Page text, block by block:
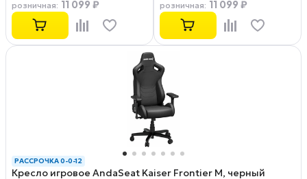
розничная: 11 099 ₽ розничная: 11 099 ₽
РАССРОЧКА 0-0-12
Кресло игровое AndaSeat Kaiser Frontier M, черный